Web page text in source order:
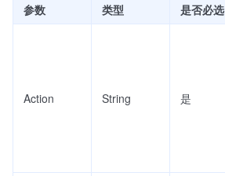
参数 类型 是否必选
Action String 是